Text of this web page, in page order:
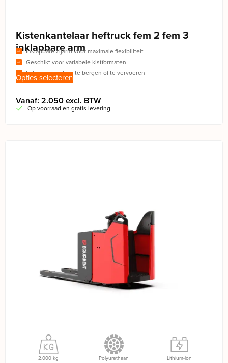
Kistenkantelaar heftruck fem 2 fem 3
inklapbare arm
Inklapbare zijarm voor maximale flexibiliteit
Geschikt voor variabele kistformaten
Extra compact op te bergen of te vervoeren
Opties selecteren
Vanaf: 2.050 excl. BTW
Op voorraad en gratis levering
2.000 kg Polyurethaan Lithium-ion